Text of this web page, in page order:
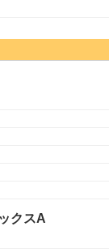
クスA